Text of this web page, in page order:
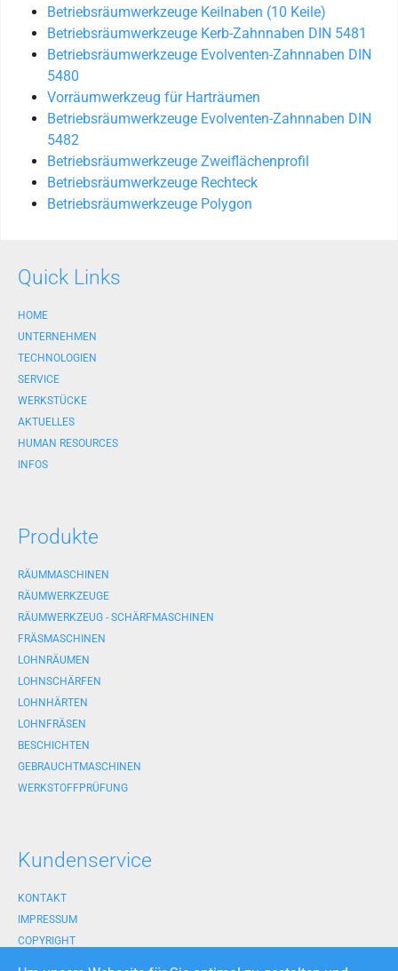
Betriebsräumwerkzeuge Keilnaben (10 Keile)
Betriebsräumwerkzeuge Kerb-Zahnnaben DIN 5481
Betriebsräumwerkzeuge Evolventen-Zahnnaben DIN
5480
Vorräumwerkzeug für Harträumen
Betriebsräumwerkzeuge Evolventen-Zahnnaben DIN
5482
Betriebsräumwerkzeuge Zweiflächenprofil
Betriebsräumwerkzeuge Rechteck
Betriebsräumwerkzeuge Polygon
Quick Links
HOME
UNTERNEHMEN
TECHNOLOGIEN
SERVICE
WERKSTÜCKE
AKTUELLES
HUMAN RESOURCES
INFOS
Produkte
RÄUMMASCHINEN
RÄUMWERKZEUGE
RÄUMWERKZEUG - SCHÄRFMASCHINEN
FRÄSMASCHINEN
LOHNRÄUMEN
LOHNSCHÄRFEN
LOHNHÄRTEN
LOHNFRÄSEN
BESCHICHTEN
GEBRAUCHTMASCHINEN
WERKSTOFFPRÜFUNG
Kundenservice
KONTAKT
IMPRESSUM
COPYRIGHT